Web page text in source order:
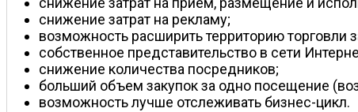
снижение затрат на рекламу;
возможность расширить территорию торговли
собственное представительство в сети
снижение количества посредников;
больший объем закупок за одно посещение
возможность лучше отслеживать бизнес-цикл.